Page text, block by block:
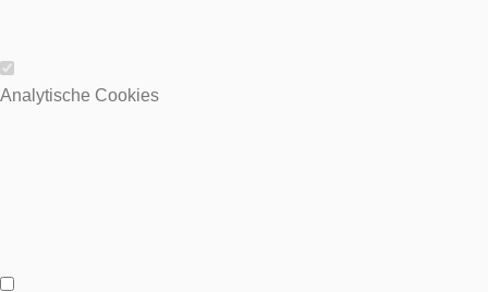
Wesentliche Cookies
Analytische Cookies